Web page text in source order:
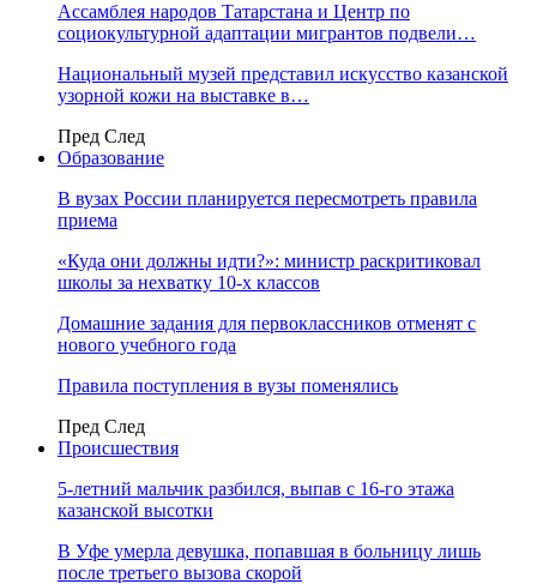
Ассамблея народов Татарстана и Центр по
социокультурной адаптации мигрантов подвели…
Национальный музей представил искусство казанской
узорной кожи на выставке в…
Пред След
Образование
В вузах России планируется пересмотреть правила
приема
«Куда они должны идти?»: министр раскритиковал
школы за нехватку 10-х классов
Домашние задания для первоклассников отменят с
нового учебного года
Правила поступления в вузы поменялись
Пред След
Происшествия
5-летний мальчик разбился, выпав с 16-го этажа
казанской высотки
В Уфе умерла девушка, попавшая в больницу лишь
после третьего вызова скорой